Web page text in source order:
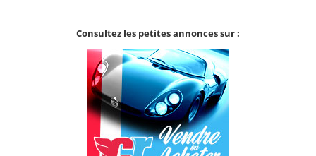
Consultez les petites annonces sur :